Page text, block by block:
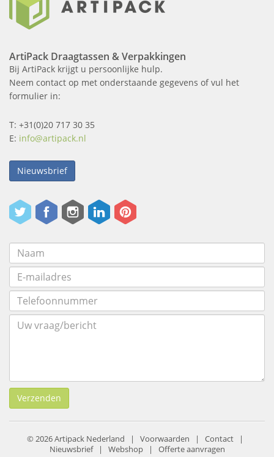
ArtiPack Draagtassen & Verpakkingen
Bij ArtiPack krijgt u persoonlijke hulp.
Neem contact op met onderstaande gegevens of vul het
formulier in:
T: +31(0)20 717 30 35
E: info@artipack.nl
Nieuwsbrief
Verzenden
© 2026 Artipack Nederland | Voorwaarden | Contact |
Nieuwsbrief| Webshop| Offerte aanvragen